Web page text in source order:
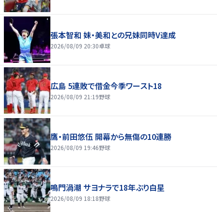
張本智和 妹・美和との兄妹同時V達成
2026/08/09 20:30卓球
広島 5連敗で借金今季ワースト18
2026/08/09 21:19野球
鷹・前田悠伍 開幕から無傷の10連勝
2026/08/09 19:46野球
鳴門渦潮 サヨナラで18年ぶり白星
2026/08/09 18:18野球